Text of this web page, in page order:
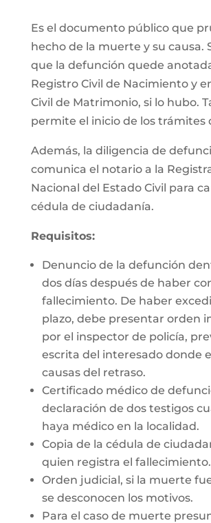
Es el documento público que
hecho de la muerte y su causa.
que la defunción quede
Registro Civil de Nacimiento y
Civil de Matrimonio, si lo hubo.
permite el inicio de los trámites
Además, la diligencia de
comunica el notario a la
Nacional del Estado Civil para
cédula de ciudadanía.
Requisitos:
Denuncio de la defunción
dos días después de haber
fallecimiento. De haber
plazo, debe presentar orden
por el inspector de policía,
escrita del interesado donde
causas del retraso.
Certificado médico de
declaración de dos testigos
haya médico en la localidad.
Copia de la cédula de
quien registra el fallecimiento.
Orden judicial, si la muerte
se desconocen los motivos.
Para el caso de muerte